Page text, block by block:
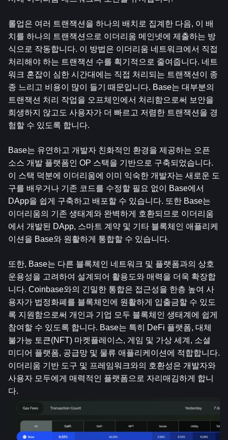
롤업은 여러 트랜잭션을 하나의 배치로 집계한 다음, 이 배
치를 하나의 트랜잭션으로 이더리움 메인넷에 제출하는 방
식으로 작동합니다. 이 방법은 이더리움 네트워크에서 직접
처리해야 하는 트랜잭션 수를 획기적으로 줄여줍니다. 네트
워크 혼잡이 심한 시간대에는 직접 처리되는 트랜잭션이 종
종 느리고 비용이 많이 들기 때문입니다. Base는 대부분의
트랜잭션 처리 작업을 오프체인에서 처리함으로써 보안을
희생하지 않고도 사용자가 더 빠르고 저렴한 트랜잭션을 경
험할 수 있도록 합니다.
Base는 유연하고 개발자 친화적인 환경을 제공하는 오픈
소스 개발 플랫폼인 OP 스택을 기반으로 구축되었습니다.
이 스택 덕분에 이더리움에 이미 익숙한 개발자는 새로운 도
구를 배우거나 기존 코드를 수정할 필요 없이 Base에서
DApp을 쉽게 구축하고 배포할 수 있습니다. 또한 Base는
이더리움의 기존 생태계와 완벽하게 호환되므로 이더리움
에서 개발된 DApp, 스마트 계약 및 기타 블록체인 애플리케
이션을 Base와 원활하게 통합할 수 있습니다.
또한, Base는 다른 블록체인 네트워크 및 플랫폼과의 상호
운용성을 고려하여 설계되어 활용도와 매력을 더욱 확장합
니다. Coinbase와의 긴밀한 통합은 접근성을 한층 높여 사
용자가 법정화폐를 블록체인에 원활하게 입출금할 수 있도
록 지원함으로써 개인과 기업 모두 블록체인 생태계에 쉽게
참여할 수 있도록 합니다. Base는 특히 DeFi 플랫폼, 대체
불가능 토큰(NFT) 마켓플레이스, 게임 및 가상 세계, 소셜
미디어 플랫폼, 공급망 및 물류 애플리케이션에 적합합니다.
이더리움 기반 도구 및 프레임워크와의 호환성은 개발자와
사용자 모두에게 매력적인 플랫폼으로 자리매김하게 합니
다.